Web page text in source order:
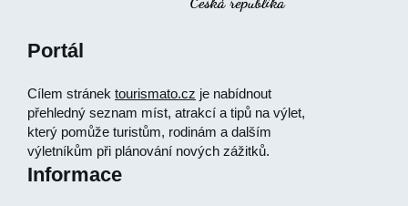
Portál
Cílem stránek tourismato.cz je nabídnout
přehledný seznam míst, atrakcí a tipů na výlet,
který pomůže turistům, rodinám a dalším
výletníkům při plánování nových zážitků.
Informace